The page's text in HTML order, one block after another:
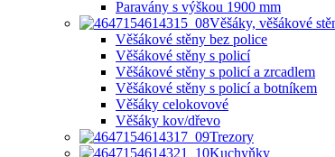
Paravány s výškou 1900 mm
Věšáky, věšákové
Věšákové stěny bez police
Věšákové stěny s policí
Věšákové stěny s policí a zrcadlem
Věšákové stěny s policí a botníkem
Věšáky celokovové
Věšáky kov/dřevo
Trezory
Kuchyňky